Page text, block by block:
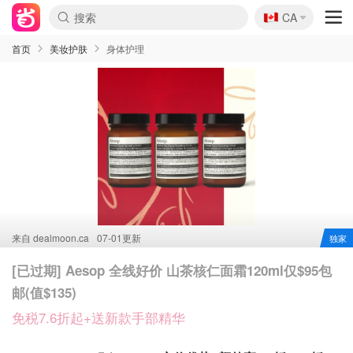
🇨🇦
CA
首页 美妆护肤 身体护理
来自 dealmoon.ca 07-01更新 独家
[已过期] Aesop 全线好价 山茶核仁面霜120ml仅$95包
邮(值$135)
免税7.6折起+送新款手部精华